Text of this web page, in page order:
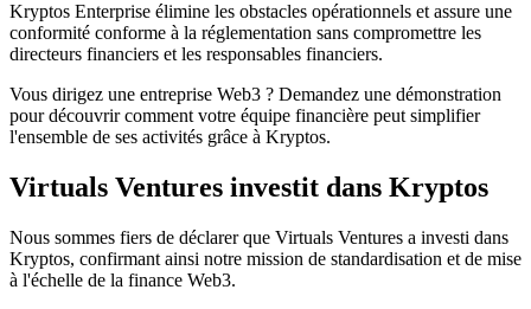
Kryptos Enterprise élimine les obstacles opérationnels et assure une
conformité conforme à la réglementation sans compromettre les
directeurs financiers et les responsables financiers.
Vous dirigez une entreprise Web3 ? Demandez une démonstration
pour découvrir comment votre équipe financière peut simplifier
l'ensemble de ses activités grâce à Kryptos.
Virtuals Ventures investit dans Kryptos
Nous sommes fiers de déclarer que Virtuals Ventures a investi dans
Kryptos, confirmant ainsi notre mission de standardisation et de mise
à l'échelle de la finance Web3.